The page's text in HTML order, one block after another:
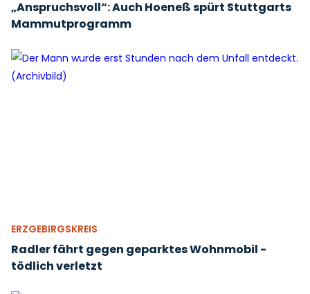
„Anspruchsvoll“: Auch Hoeneß spürt Stuttgarts
Mammutprogramm
ERZGEBIRGSKREIS
Radler fährt gegen geparktes Wohnmobil -
tödlich verletzt